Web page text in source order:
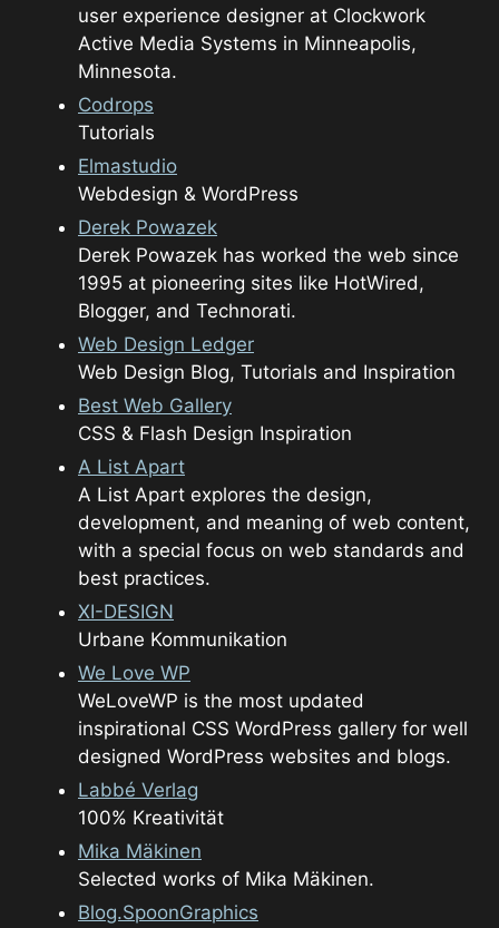
user experience designer at Clockwork
Active Media Systems in Minneapolis,
Minnesota.
Codrops
Tutorials
Elmastudio
Webdesign & WordPress
Derek Powazek
Derek Powazek has worked the web since
1995 at pioneering sites like HotWired,
Blogger, and Technorati.
Web Design Ledger
Web Design Blog, Tutorials and Inspiration
Best Web Gallery
CSS & Flash Design Inspiration
A List Apart
A List Apart explores the design,
development, and meaning of web content,
with a special focus on web standards and
best practices.
XI-DESIGN
Urbane Kommunikation
We Love WP
WeLoveWP is the most updated
inspirational CSS WordPress gallery for well
designed WordPress websites and blogs.
Labbé Verlag
100% Kreativität
Mika Mäkinen
Selected works of Mika Mäkinen.
Blog.SpoonGraphics